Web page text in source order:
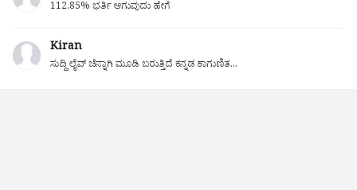
112.85% ಭರ್ತಿ ಆಗುವುದು ಹೇಗೆ
Kiran
ಸುದ್ದಿ ಲೈವ್ ಚೆನ್ನಾಗಿ ಮೂಡಿ ಬರುತ್ತಿದೆ ಕನ್ನಡ ಕಾಗುಣಿತ...